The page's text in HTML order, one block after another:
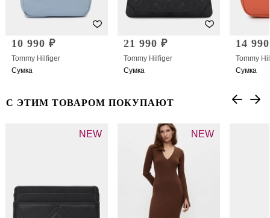
10 990 ₽
Tommy Hilfiger
Сумка
21 990 ₽
Tommy Hilfiger
Сумка
14
Tommy
Сумка
С ЭТИМ ТОВАРОМ ПОКУПАЮТ
NEW NEW